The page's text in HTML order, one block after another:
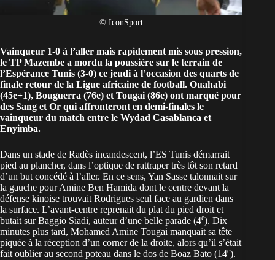
© IconSport
Vainqueur 1-0 à l’aller mais rapidement mis sous pression,
le TP Mazembe a mordu la poussière sur le terrain de
l’Espérance Tunis (3-0) ce jeudi à l’occasion des quarts de
finale retour de la Ligue africaine de football. Ouahabi
(45e+1), Bouguerra (76e) et Tougai (86e) ont marqué pour
des Sang et Or qui affronteront en demi-finales le
vainqueur du match entre le Wydad Casablanca et
Enyimba.
Dans un stade de Radès incandescent, l’ES Tunis démarrait
pied au plancher, dans l’optique de rattraper très tôt son retard
d’un but concédé à l’aller. En ce sens, Yan Sasse talonnait sur
la gauche pour Amine Ben Hamida dont le centre devant la
défense kinoise trouvait Rodrigues seul face au gardien dans
la surface. L’avant-centre reprenait du plat du pied droit et
butait sur Baggio Siadi, auteur d’une belle parade (4e). Dix
minutes plus tard, Mohamed Amine Tougai manquait sa tête
piquée à la réception d’un corner de la droite, alors qu’il s’était
fait oublier au second poteau dans le dos de Boaz Bato (14e).